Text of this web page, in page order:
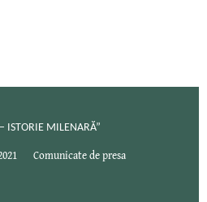
ISTORIE MILENARĂ”
Comunicate de presa